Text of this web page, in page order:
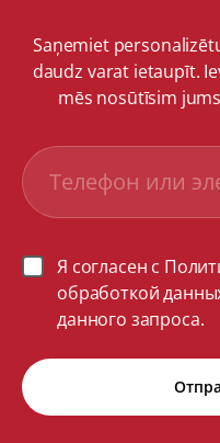
Saņemiet
daudz varat ietaupīt.
mēs nosūtīsim
Я согласен с
обработкой
данного запроса.